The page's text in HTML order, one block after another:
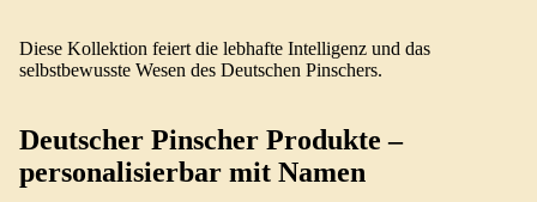
Diese Kollektion feiert die lebhafte Intelligenz und das
selbstbewusste Wesen des Deutschen Pinschers.
Deutscher Pinscher Produkte –
personalisierbar mit Namen